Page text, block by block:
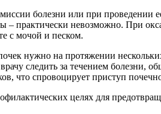
болезни или при
– практически невозможно. При
с мочой и песком.
нужно на протяжении
следить за течением
что спровоцирует приступ
целях для